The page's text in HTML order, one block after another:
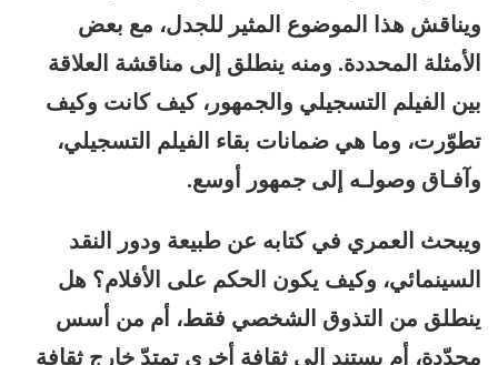
ويناقش هذا الموضوع المثير للجدل، مع بعض
الأمثلة المحددة. ومنه ينطلق إلى مناقشة العلاقة
بين الفيلم التسجيلي والجمهور، كيف كانت وكيف
تطوّرت، وما هي ضمانات بقاء الفيلم التسجيلي،
وآفـاق وصولـه إلى جمهور أوسع.
ويبحث العمري في كتابه عن طبيعة ودور النقد
السينمائي، وكيف يكون الحكم على الأفلام؟ هل
ينطلق من التذوق الشخصي فقط، أم من أسس
محدّدة، أم يستند إلى ثقافة أخرى تمتدّ خارج ثقافة